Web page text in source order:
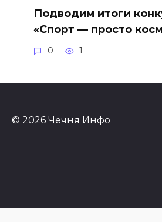
Подводим итоги
«Спорт — просто
0 1
© 2026 Чечня Инфо